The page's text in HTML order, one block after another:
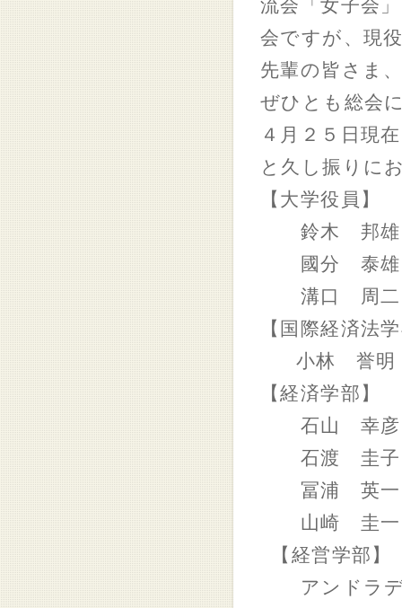
流会「女子会
会ですが、現
先輩の皆さま
ぜひとも総会
４月２５日現
と久し振りに
【大学役員】
鈴木 邦雄
國分 泰雄
溝口 周二
【国際経済法
小林 誉明
【経済学部】
石山 幸彦
石渡 圭子
冨浦 英一
山崎 圭一
【経営学部】
アンドラ